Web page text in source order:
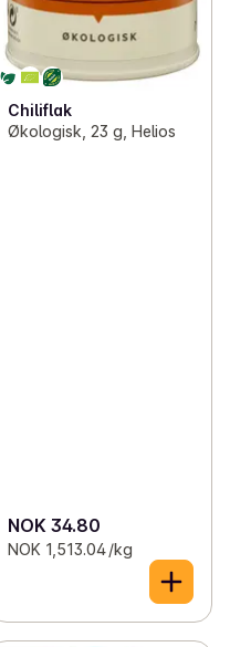
Chiliflak
Økologisk, 23 g, Helios
NOK 34.80
NOK 1,513.04 /kg